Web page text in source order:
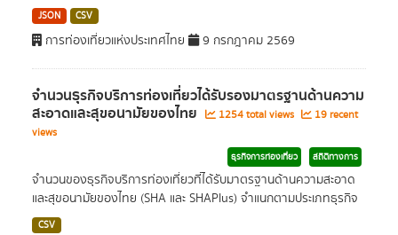
JSON CSV
การท่องเที่ยวแห่งประเทศไทย 9 กรกฎาคม 2569
จำนวนธุรกิจบริการท่องเที่ยวได้รับรองมาตรฐานด้านความ
สะอาดและสุขอนามัยของไทย 1254 total views
19 recent
views
ธุรกิจการท่องเที่ยว สถิติทางการ
จำนวนของธุรกิจบริการท่องเที่ยวที่ได้รับมาตรฐานด้านความสะอาด
และสุขอนามัยของไทย (SHA และ SHAPlus) จำแนกตามประเภทธุรกิจ
CSV